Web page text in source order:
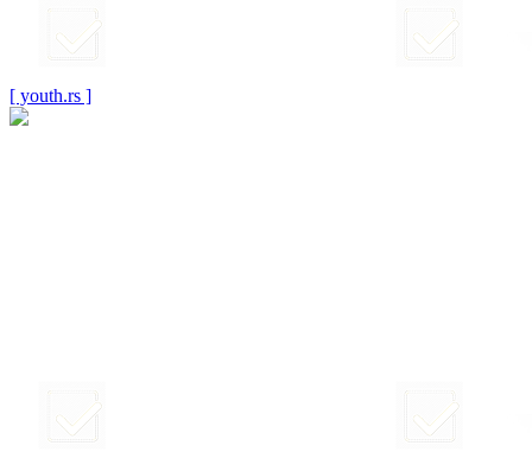
[ youth.rs ]